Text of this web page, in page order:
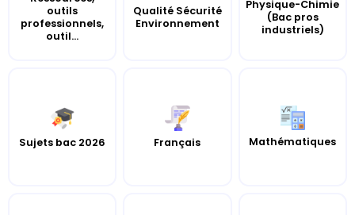
outils
professionnels,
outil...
Qualité Sécurité
Environnement
Physique-Chimie
(Bac pros
industriels)
Sujets bac 2026 Français Mathématiques